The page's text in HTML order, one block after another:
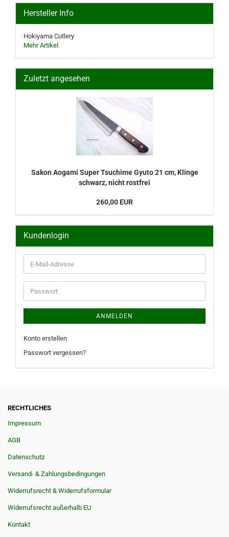
Hersteller Info
Hokiyama Cutlery
Mehr Artikel
Zuletzt angesehen
Sakon Aogami Super Tsuchime Gyuto 21 cm, Klinge
schwarz, nicht rostfrei
260,00 EUR
Kundenlogin
E-
Mail-
Adresse
Passwort
ANMELDEN
Konto erstellen
Passwort vergessen?
RECHTLICHES
Impressum
AGB
Datenschutz
Versand- & Zahlungsbedingungen
Widerrufsrecht & Widerrufsformular
Widerrufsrecht außerhalb EU
Kontakt